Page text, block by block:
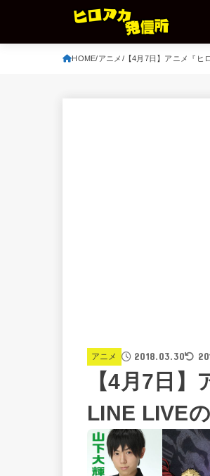
HOME アニメ 【4月7日】アニメ『ヒ
アニメ 2018.03.30
【4月7日
LINE LIVE